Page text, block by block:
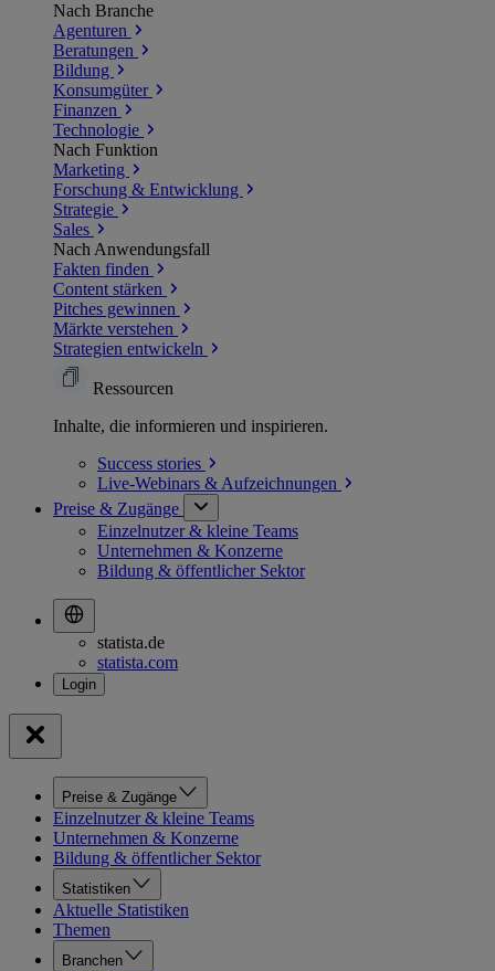
Nach Branche
Agenturen
Beratungen
Bildung
Konsumgüter
Finanzen
Technologie
Nach Funktion
Marketing
Forschung & Entwicklung
Strategie
Sales
Nach Anwendungsfall
Fakten finden
Content stärken
Pitches gewinnen
Märkte verstehen
Strategien entwickeln
Ressourcen
Inhalte, die informieren und inspirieren.
Success stories
Live-Webinars & Aufzeichnungen
Preise & Zugänge
Einzelnutzer & kleine Teams
Unternehmen & Konzerne
Bildung & öffentlicher Sektor
statista.de
statista.com
Preise & Zugänge
Einzelnutzer & kleine Teams
Unternehmen & Konzerne
Bildung & öffentlicher Sektor
Statistiken
Aktuelle Statistiken
Themen
Branchen